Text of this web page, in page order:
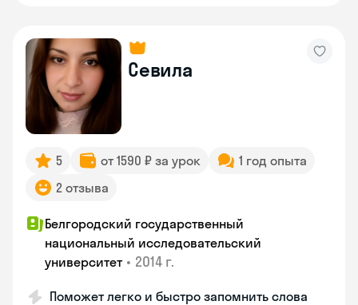
Севила
5 от 1590 ₽ за урок
1 год опыта
2 отзыва
Белгородский государственный
национальный исследовательский
университет • 2014 г.
Поможет легко и быстро запомнить слова